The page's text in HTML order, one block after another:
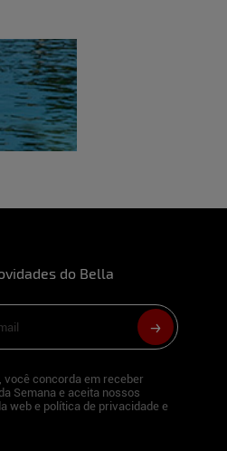
do Bella
você concorda em receber
Semana e aceita nossos
web e política de privacidade e